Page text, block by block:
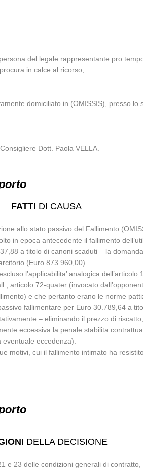
del legale rappresentante pro
in calce al ricorso;
domiciliato in (OMISSIS), presso lo
Dott. Paola VELLA.
FATTI DI CAUSA
allo stato passivo del Fallimento
in epoca antecedente il fallimento
a titolo di canoni scaduti – la
(Euro 873.960,00).
l’applicabilita’ analogica
articolo 72-quater (invocato
e che pertanto erano le norme
fallimentare per Euro 30.789,64 a
– eliminando il prezzo di
eccessiva la penale stabilita
eccedenza).
motivi, cui il fallimento intimato ha
DELLA DECISIONE
23 delle condizioni generali di contratto,